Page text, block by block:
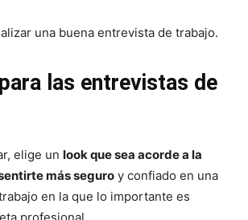
una buena entrevista de trabajo.
las entrevistas de
elige un look que sea acorde a la
más seguro y confiado en una
en la que lo importante es